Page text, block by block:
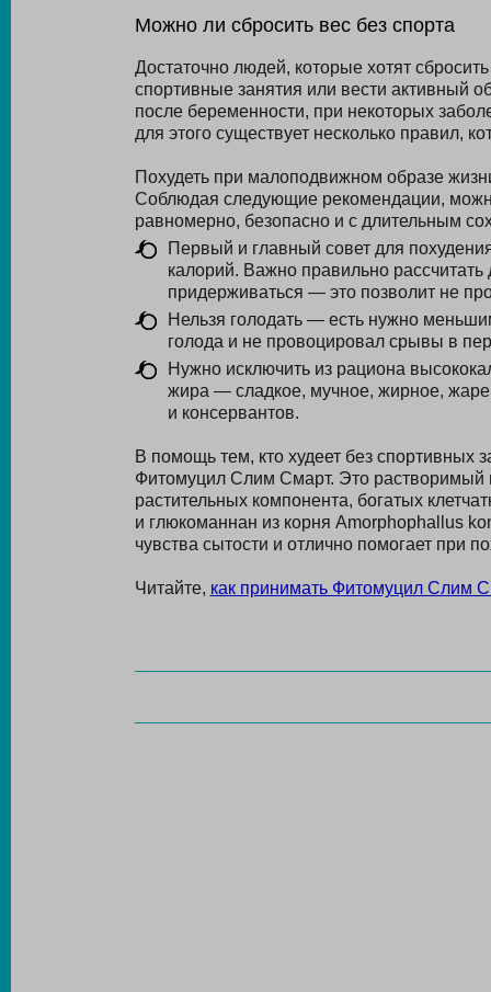
Можно ли сбросить вес без спорта
Достаточно людей, которые хотят
спортивные занятия или вести активный
после беременности, при некоторых
для этого существует несколько правил,
Похудеть при малоподвижном образе
Соблюдая следующие рекомендации,
равномерно, безопасно и с длительным
Первый и главный совет для
калорий. Важно правильно
придерживаться — это позволит не
Нельзя голодать — есть нужно
голода и не провоцировал срывы в
Нужно исключить из рациона
жира — сладкое, мучное, жирное,
и консервантов.
В помощь тем, кто худеет без спортивных
Фитомуцил Слим Смарт. Это растворимый
растительных компонента, богатых
и глюкоманнан из корня Amorphophallus
чувства сытости и отлично помогает при
Читайте, как принимать Фитомуцил Слим